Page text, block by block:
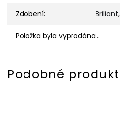
Zdobení: Briliant,
Položka byla vyprodána…